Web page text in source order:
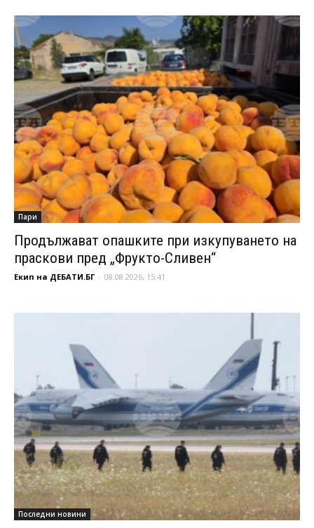
Пари
Продължават опашките при изкупуването на
праскови пред „Фрукто-Сливен“
Екип на ДЕБАТИ.БГ - 08.08.2026, 15:41
Последни новини